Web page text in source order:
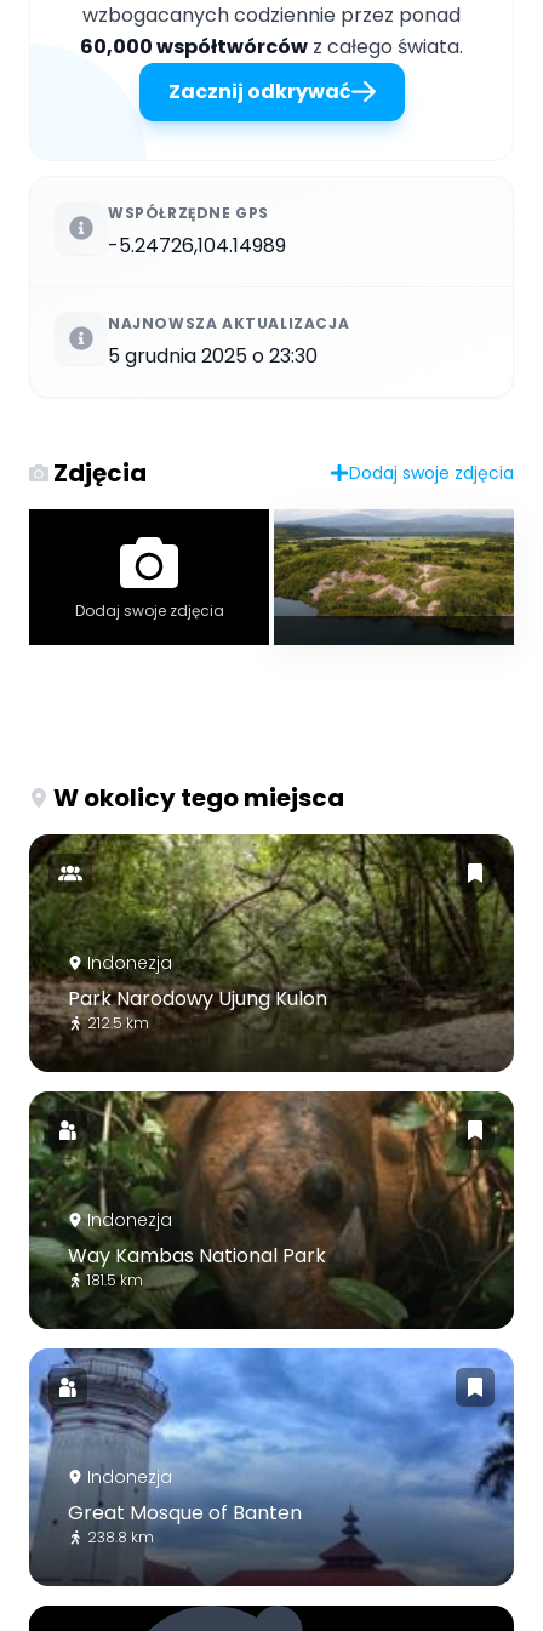
wzbogacanych codziennie przez ponad
60,000 współtwórców z całego świata.
Zacznij odkrywać
WSPÓŁRZĘDNE GPS
-5.24726,104.14989
NAJNOWSZA AKTUALIZACJA
5 grudnia 2025 o 23:30
Zdjęcia Dodaj swoje zdjęcia
Dodaj swoje zdjęcia
W okolicy tego miejsca
Indonezja
Park Narodowy Ujung Kulon
212.5 km
Indonezja
Way Kambas National Park
181.5 km
Indonezja
Great Mosque of Banten
238.8 km